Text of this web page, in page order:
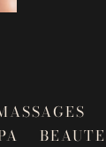
BEAUTE